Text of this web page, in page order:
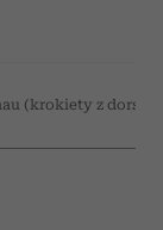
(krokiety z dorsza)